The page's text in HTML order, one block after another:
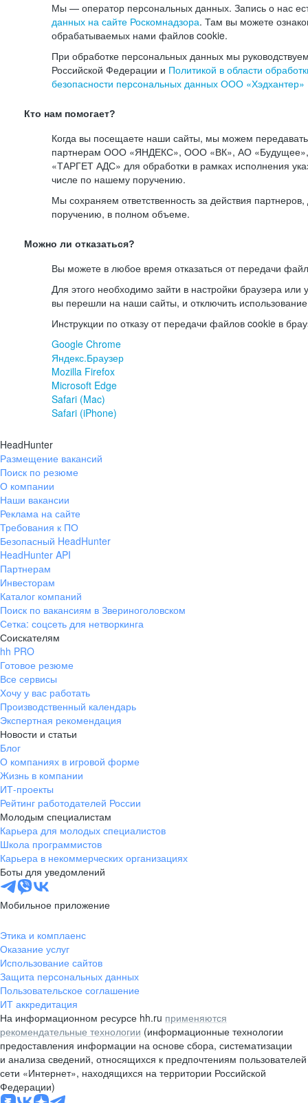
Мы — оператор персональных данных. Запись о нас
данных на сайте Роскомнадзора. Там вы можете
обрабатываемых нами файлов cookie.
При обработке персональных данных мы
Российской Федерации и Политикой в области
безопасности персональных данных ООО «Хэдхантер»
Кто нам помогает?
Когда вы посещаете наши сайты, мы можем
партнерам ООО «ЯНДЕКС», ООО «ВК», АО
«ТАРГЕТ АДС» для обработки в рамках исполнения
числе по нашему поручению.
Мы сохраняем ответственность за действия
поручению, в полном объеме.
Можно ли отказаться?
Вы можете в любое время отказаться от передачи
Для этого необходимо зайти в настройки браузера или
вы перешли на наши сайты, и отключить
Инструкции по отказу от передачи файлов cookie в
Google Chrome
Яндекс.Браузер
Mozilla Firefox
Microsoft Edge
Safari (Mac)
Safari (iPhone)
HeadHunter
Размещение вакансий
Поиск по резюме
О компании
Наши вакансии
Реклама на сайте
Требования к ПО
Безопасный HeadHunter
HeadHunter API
Партнерам
Инвесторам
Каталог компаний
Поиск по вакансиям в Звериноголовском
Сетка: соцсеть для нетворкинга
Соискателям
hh PRO
Готовое резюме
Все сервисы
Хочу у вас работать
Производственный календарь
Экспертная рекомендация
Новости и статьи
Блог
О компаниях в игровой форме
Жизнь в компании
ИТ-проекты
Рейтинг работодателей России
Молодым специалистам
Карьера для молодых специалистов
Школа программистов
Карьера в некоммерческих организациях
Боты для уведомлений
Мобильное приложение
Этика и комплаенс
Оказание услуг
Использование сайтов
Защита персональных данных
Пользовательское соглашение
ИТ аккредитация
На информационном ресурсе hh.ru применяются
рекомендательные технологии (информационные технологии
предоставления информации на основе сбора, систематизации
и анализа сведений, относящихся к предпочтениям пользователей
сети «Интернет», находящихся на территории Российской
Федерации)